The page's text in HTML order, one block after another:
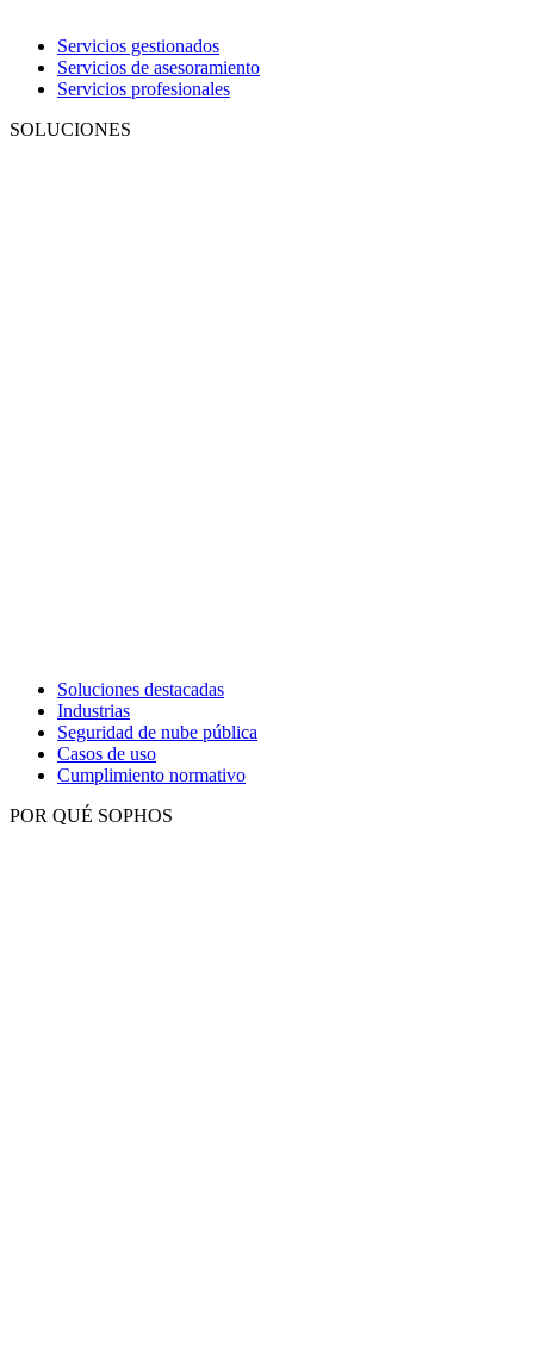
Servicios gestionados
Servicios de asesoramiento
Servicios profesionales
SOLUCIONES
Soluciones destacadas
Industrias
Seguridad de nube pública
Casos de uso
Cumplimiento normativo
POR QUÉ SOPHOS